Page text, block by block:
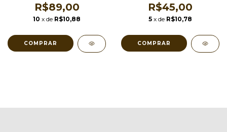
R$89,00
10 x de R$10,88
R$45,00
5 x de R$10,78